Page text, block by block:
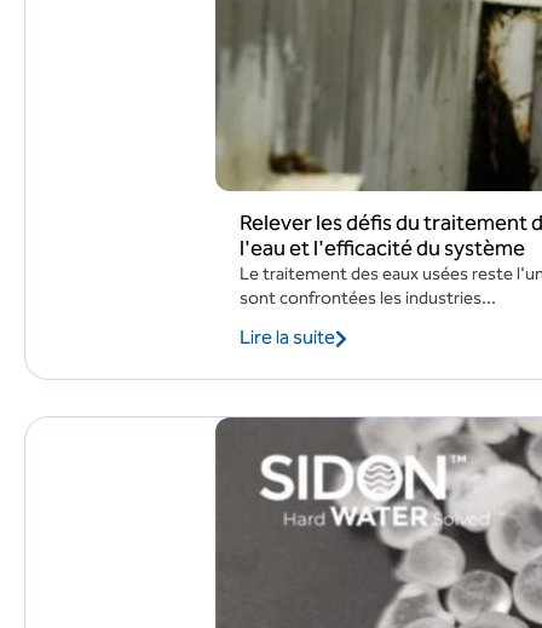
Relever les défis du traitement
l'eau et l'efficacité du système
Le traitement des eaux usées reste
sont confrontées les industries...
Lire la suite